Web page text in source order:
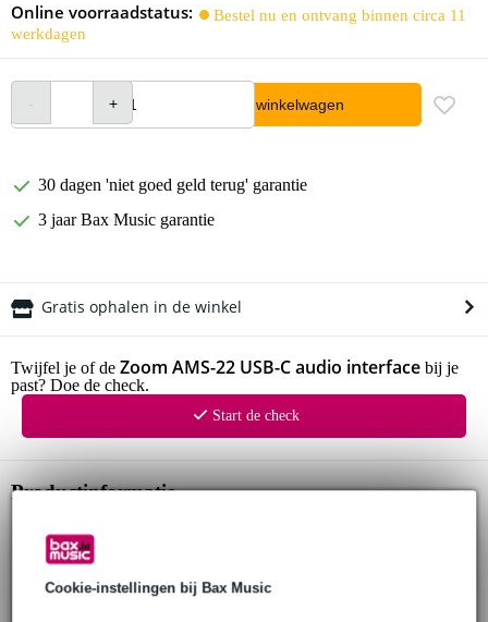
Cookie-instellingen bij Bax Music
Online voorraadstatus:
Bestel nu en ontvang binnen circa 11
werkdagen
In winkelwagen
30 dagen 'niet goed geld terug' garantie
3 jaar Bax Music garantie
Gratis ophalen in de winkel
Twijfel je of de Zoom AMS-22 USB-C audio interface bij je
past? Doe de check.
Start de check
Productinformatie
audio interface
ingangskanalen: